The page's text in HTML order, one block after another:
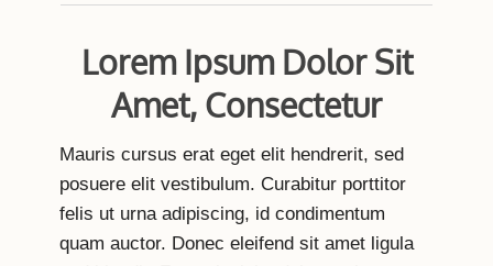
Lorem Ipsum Dolor Sit
Amet, Consectetur
Mauris cursus erat eget elit hendrerit, sed
posuere elit vestibulum. Curabitur porttitor
felis ut urna adipiscing, id condimentum
quam auctor. Donec eleifend sit amet ligula